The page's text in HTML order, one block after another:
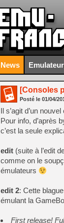
News
[Consoles
Posté le 01/04/
Il s’agit d’un
Pour info, d’après
c’est la seule
edit (suite à l’edit
comme on le
émulateurs
edit 2: Cette
émulant la
First release!